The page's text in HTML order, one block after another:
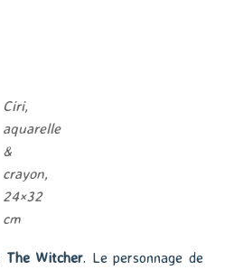
Ciri,
aquarelle
&
crayon,
24×32
cm
The Witcher. Le personnage de